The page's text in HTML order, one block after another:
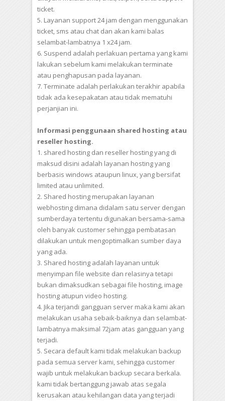
ticket.
5. Layanan support 24 jam dengan menggunakan
ticket, sms atau chat dan akan kami balas
selambat-lambatnya 1 x24 jam.
6. Suspend adalah perlakuan pertama yang kami
lakukan sebelum kami melakukan terminate
atau penghapusan pada layanan.
7. Terminate adalah perlakukan terakhir apabila
tidak ada kesepakatan atau tidak mematuhi
perjanjian ini.
Informasi penggunaan shared hosting atau
reseller hosting.
1. shared hosting dan reseller hosting yang di
maksud disini adalah layanan hosting yang
berbasis windows ataupun linux, yang bersifat
limited atau unlimited.
2. Shared hosting merupakan layanan
webhosting dimana didalam satu server dengan
sumberdaya tertentu digunakan bersama-sama
oleh banyak customer sehingga pembatasan
dilakukan untuk mengoptimalkan sumber daya
yang ada.
3. Shared hosting adalah layanan untuk
menyimpan file website dan relasinya tetapi
bukan dimaksudkan sebagai file hosting, image
hosting atupun video hosting.
4. Jika terjandi gangguan server maka kami akan
melakukan usaha sebaik-baiknya dan selambat-
lambatnya maksimal 72jam atas gangguan yang
terjadi.
5. Secara default kami tidak melakukan backup
pada semua server kami, sehingga customer
wajib untuk melakukan backup secara berkala.
kami tidak bertanggung jawab atas segala
kerusakan atau kehilangan data yang terjadi